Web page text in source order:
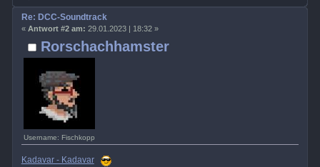
Rorschachhamster
Username: Fischkopp
Re: DCC-Soundtrack
« Antwort #2 am: 29.01.2023 | 18:32 »
Kadavar - Kadavar